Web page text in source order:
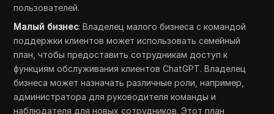
пользователей.
Малый бизнес: Владелец малого бизнеса с командой
поддержки клиентов может использовать семейный
план, чтобы предоставить сотрудникам доступ к
функциям обслуживания клиентов ChatGPT. Владелец
бизнеса может назначать различные роли, например,
администратора для руководителя команды и
наблюдателя для новых сотрудников. Этот план